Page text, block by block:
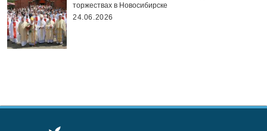
торжествах в Новосибирске
24.06.2026